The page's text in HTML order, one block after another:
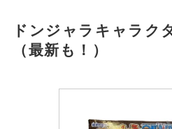
ドンジャラキャラク
（最新も！）